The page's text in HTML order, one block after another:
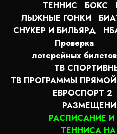
ТЕННИС
БОКС
ЛЫЖНЫЕ ГОНКИ
СНУКЕР И БИЛЬЯРД
Проверка
лотерейных билетов
ТВ
ТВ ПРОГРАММЫ
ЕВРОСПОРТ 2
РАСПИСАНИЕ И
ТЕННИСА